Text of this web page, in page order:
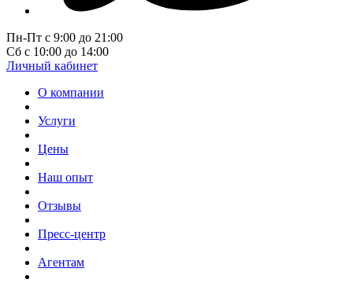
Пн-Пт с 9:00 до 21:00
Сб с 10:00 до 14:00
Личный кабинет
О компании
Услуги
Цены
Наш опыт
Отзывы
Пресс-центр
Агентам